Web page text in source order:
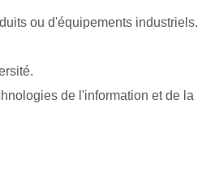
ou d'équipements industriels.
de l'information et de la